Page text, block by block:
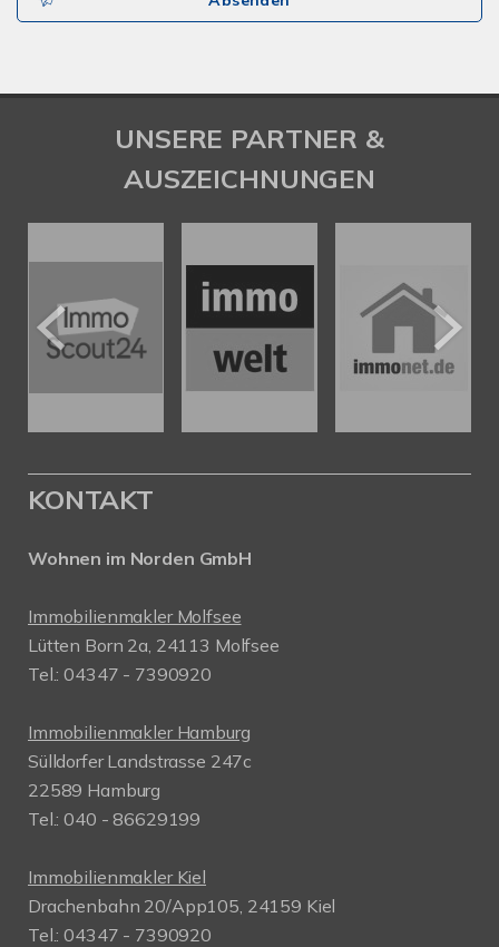
UNSERE PARTNER &
AUSZEICHNUNGEN
KONTAKT
Wohnen im Norden GmbH
Immobilienmakler Molfsee
Lütten Born 2a, 24113 Molfsee
Tel.: 04347 - 7390920
Immobilienmakler Hamburg
Sülldorfer Landstrasse 247c
22589 Hamburg
Tel.: 040 - 86629199
Immobilienmakler Kiel
Drachenbahn 20/App105, 24159 Kiel
Tel.: 04347 - 7390920